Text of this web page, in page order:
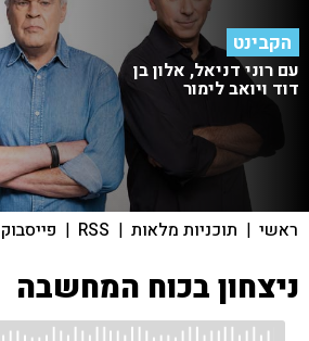
הקבינט
עם רוני דניאל, אלון בן
דוד ויואב לימור
ראשי | תוכניות מלאות |
RSS
| פייסבוק
ניצחון בכוח המחשבה